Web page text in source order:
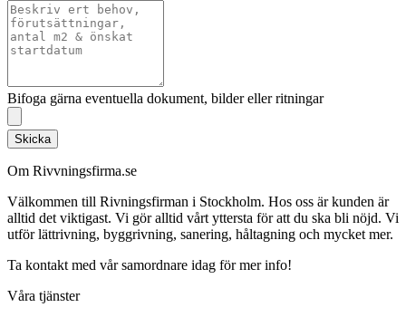
Bifoga gärna eventuella dokument, bilder eller ritningar
Skicka
Om Rivvningsfirma.se
Välkommen till Rivningsfirman i Stockholm. Hos oss är kunden är
alltid det viktigast. Vi gör alltid vårt yttersta för att du ska bli nöjd. Vi
utför lättrivning, byggrivning, sanering, håltagning och mycket mer.
Ta kontakt med vår samordnare idag för mer info!
Våra tjänster